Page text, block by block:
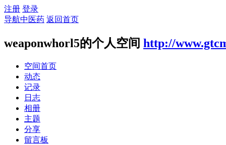
注册 登录
导航中医药 返回首页
weaponwhorl5的个人空间 http://
空间首页
动态
记录
日志
相册
主题
分享
留言板